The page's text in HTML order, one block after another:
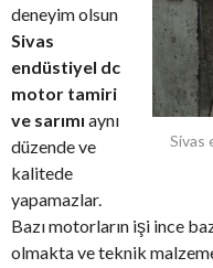
Sivas
deneyim olsun
Sivas
endüstiyel dc
motor tamiri
ve sarımı aynı
düzende ve
kalitede
yapamazlar.
Bazı motorların işi ince
olmakta ve teknik